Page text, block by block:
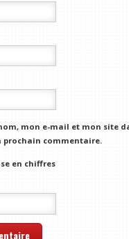
mon e-mail et mon site
prochain commentaire.
en chiffres